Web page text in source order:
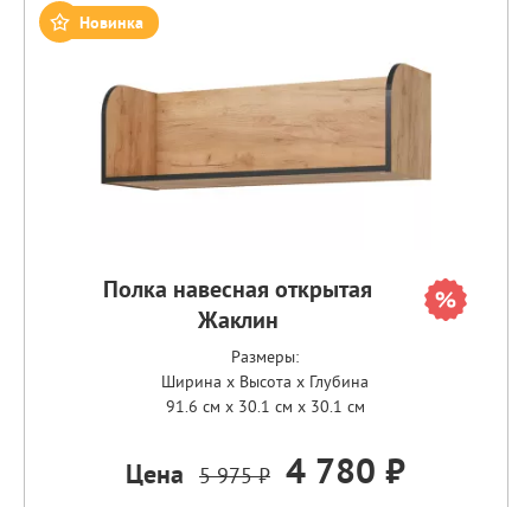
Новинка
Полка навесная открытая
Жаклин
Размеры:
Ширина x Высота x Глубина
91.6 см x 30.1 см x 30.1 см
Цена 5 975 ₽ 4 780 ₽